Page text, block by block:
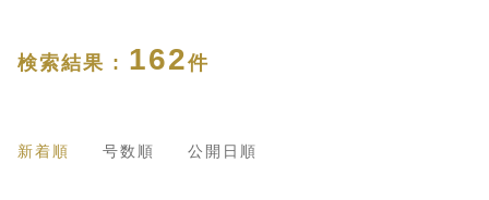
検索結果 : 162件
新着順 号数順 公開日順